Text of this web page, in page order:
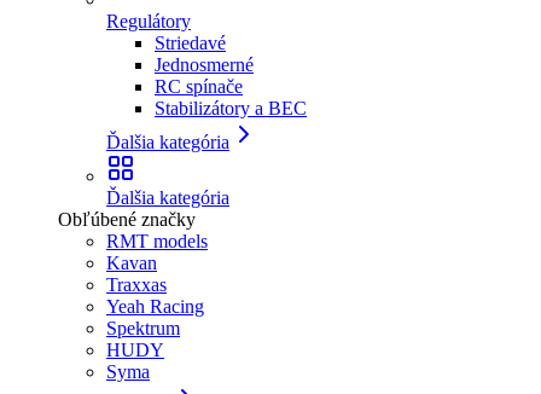
Regulátory
Striedavé
Jednosmerné
RC spínače
Stabilizátory a BEC
Ďalšia kategória
Ďalšia kategória
Obľúbené značky
RMT models
Kavan
Traxxas
Yeah Racing
Spektrum
HUDY
Syma